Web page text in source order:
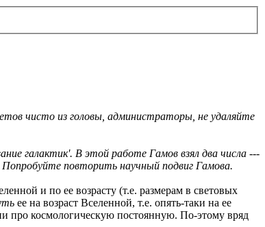
чисто из головы, администраторы, не удаляйте
галактик'. В этой работе Гамов взял два числа ---
повторить научный подвиг Гамова.
и по ее возрасту (т.е. размерам в световых
ее на возраст Вселенной, т.е. опять-таки на ее
про космологическую постоянную. По-этому вряд